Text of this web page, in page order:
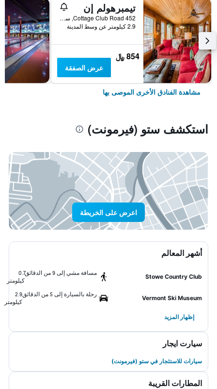
تيمبرهولم إن
452 Cottage Club Road, ستو (فيرمونت), VT, الولايات المتحدة الأميريكية
2.9 كيلومتر عن وسط المدينة
854 ﷼
عرض الصفقة
مشاهدة الفنادق الأخرى الموصى بها
استكشف ستو (فيرمونت)
اعرض على الخريطة
أشهر المعالم
Stowe Country Club
مسافة مشي إلى 9 من الدقائق
0.7
كيلومتر
Vermont Ski Museum
رحلة بالسيارة إلى 5 من الدقائق
2.9
كيلومتر
إظهار المزيد
سيارت ايجار
سيارات للاستئجار في ستو (فيرمونت)
المطارات القريبة